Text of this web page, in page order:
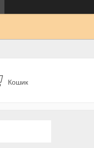
Кошик